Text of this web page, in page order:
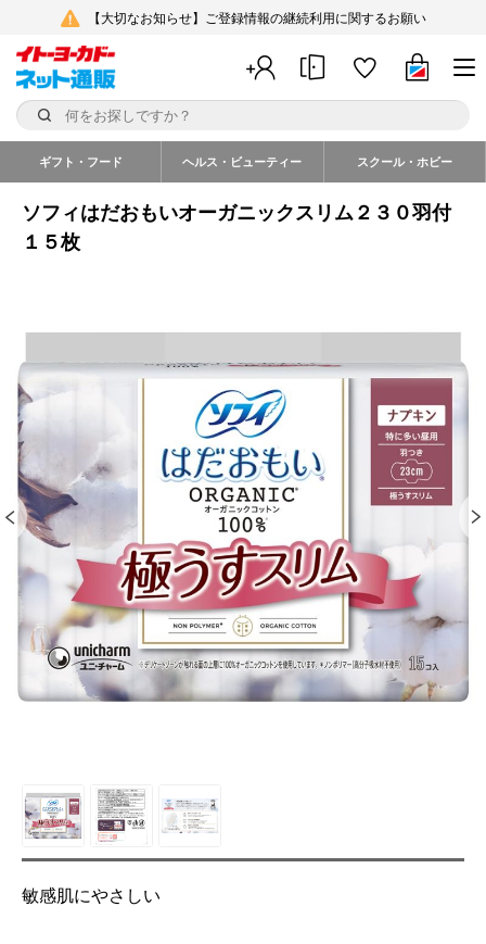
【大切なお知らせ】ご登録情報の継続利用に関するお願い
ギフト・フード ヘルス・ビューティー スクール・ホビー
ソフィはだおもいオーガニックスリム２３０羽付
１５枚
敏感肌にやさしい